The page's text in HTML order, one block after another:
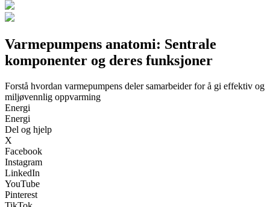
Varmepumpens anatomi: Sentrale
komponenter og deres funksjoner
Forstå hvordan varmepumpens deler samarbeider for å gi effektiv og
miljøvennlig oppvarming
Energi
Energi
Del og hjelp
X
Facebook
Instagram
LinkedIn
YouTube
Pinterest